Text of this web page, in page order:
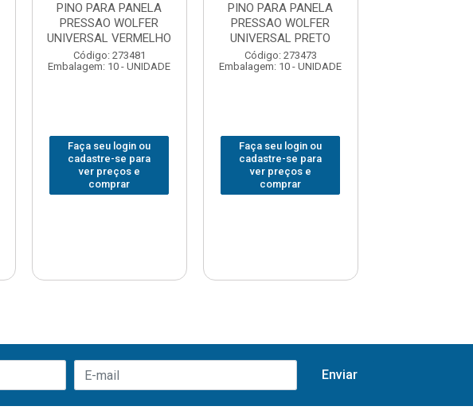
PINO PARA PANELA
PRESSAO WOLFER
UNIVERSAL VERMELHO
Código: 273481
Embalagem: 10 - UNIDADE
Faça seu login ou
cadastre-se para
ver preços e
comprar
PINO PARA PANELA
PRESSAO WOLFER
UNIVERSAL PRETO
Código: 273473
Embalagem: 10 - UNIDADE
Faça seu login ou
cadastre-se para
ver preços e
comprar